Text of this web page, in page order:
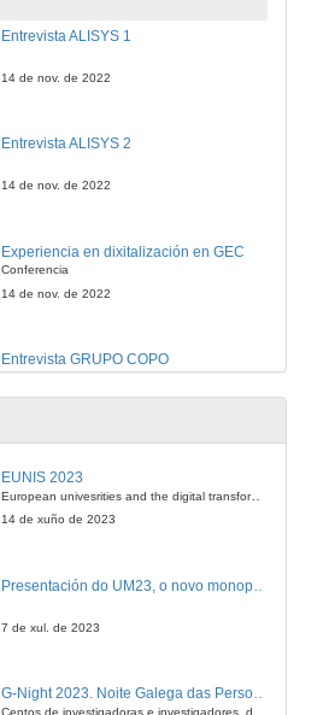
Entrevista ALISYS 1
14 de nov. de 2022
Entrevista ALISYS 2
14 de nov. de 2022
Experiencia en dixitalización en GEC
Conferencia
14 de nov. de 2022
Entrevista GRUPO COPO
14 de nov. de 2022
Conference
Entrevista OPC Foundation
Conferencia
EUNIS 2023
European univesrities and the digital transformation: challenges and opportunities ahead
14 de xuño de 2023
7 de xul. de 2023
G-Night 2023. Noite Galega das Persoas Investigadoras. Conciencias creativas